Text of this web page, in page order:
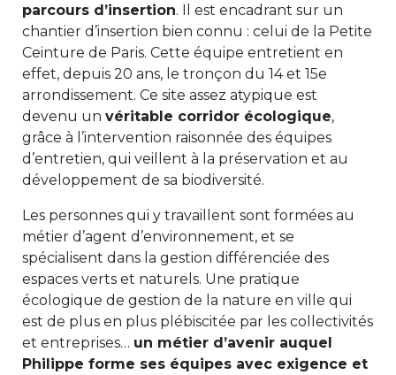
parcours d’insertion. Il est encadrant sur un
chantier d’insertion bien connu : celui de la Petite
Ceinture de Paris. Cette équipe entretient en
effet, depuis 20 ans, le tronçon du 14 et 15e
arrondissement. Ce site assez atypique est
devenu un véritable corridor écologique,
grâce à l’intervention raisonnée des équipes
d’entretien, qui veillent à la préservation et au
développement de sa biodiversité.
Les personnes qui y travaillent sont formées au
métier d’agent d’environnement, et se
spécialisent dans la gestion différenciée des
espaces verts et naturels. Une pratique
écologique de gestion de la nature en ville qui
est de plus en plus plébiscitée par les collectivités
et entreprises… un métier d’avenir auquel
Philippe forme ses équipes avec exigence et